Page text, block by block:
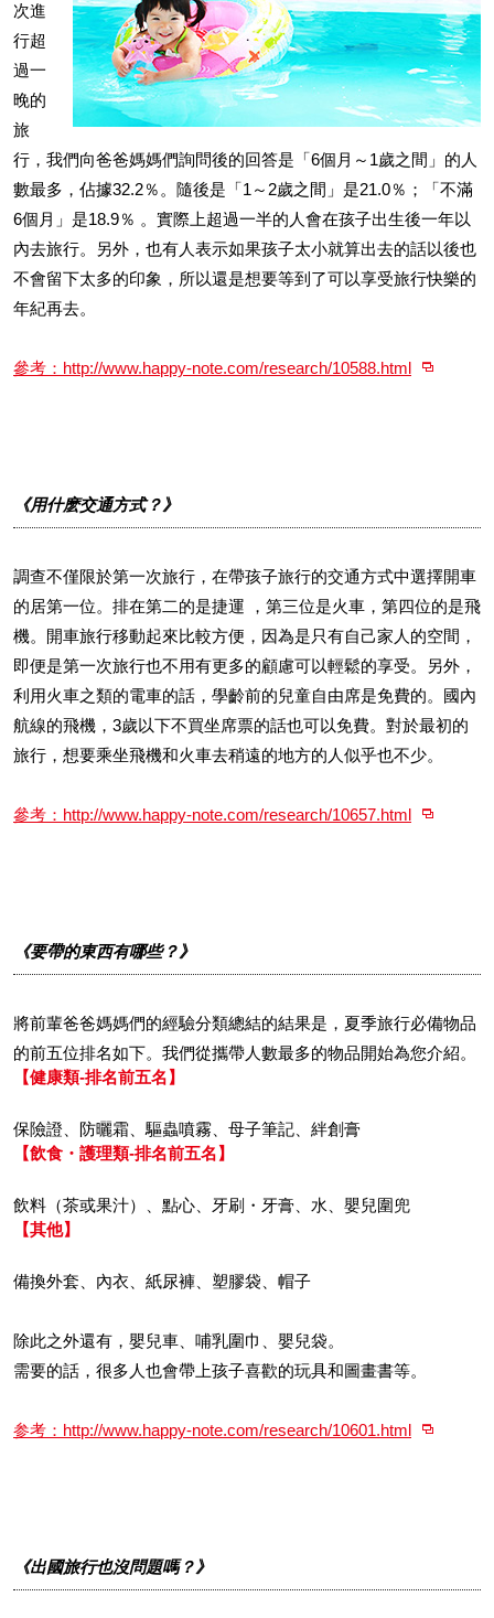
次進
行超
過一
晚的
旅
行，我們向爸爸媽媽們詢問後的回答是「6個月～1歲之間」的人
數最多，佔據32.2％。隨後是「1～2歲之間」是21.0％；「不滿
6個月」是18.9％ 。實際上超過一半的人會在孩子出生後一年以
內去旅行。另外，也有人表示如果孩子太小就算出去的話以後也
不會留下太多的印象，所以還是想要等到了可以享受旅行快樂的
年紀再去。
參考：http://www.happy-note.com/research/10588.html
《用什麽交通方式？》
調查不僅限於第一次旅行，在帶孩子旅行的交通方式中選擇開車
的居第一位。排在第二的是捷運 ，第三位是火車，第四位的是飛
機。開車旅行移動起來比較方便，因為是只有自己家人的空間，
即便是第一次旅行也不用有更多的顧慮可以輕鬆的享受。另外，
利用火車之類的電車的話，學齡前的兒童自由席是免費的。國內
航線的飛機，3歲以下不買坐席票的話也可以免費。對於最初的
旅行，想要乘坐飛機和火車去稍遠的地方的人似乎也不少。
參考：http://www.happy-note.com/research/10657.html
《要帶的東西有哪些？》
將前輩爸爸媽媽們的經驗分類總結的結果是，夏季旅行必備物品
的前五位排名如下。我們從攜帶人數最多的物品開始為您介紹。
【健康類-排名前五名】
保險證、防曬霜、驅蟲噴霧、母子筆記、絆創膏
【飲食・護理類-排名前五名】
飲料（茶或果汁）、點心、牙刷・牙膏、水、嬰兒圍兜
【其他】
備換外套、內衣、紙尿褲、塑膠袋、帽子
除此之外還有，嬰兒車、哺乳圍巾、嬰兒袋。
需要的話，很多人也會帶上孩子喜歡的玩具和圖畫書等。
参考：http://www.happy-note.com/research/10601.html
《出國旅行也沒問題嗎？》